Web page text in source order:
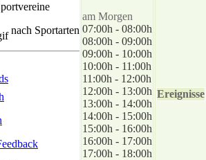
nach Sportarten
am Morgen
07:00h - 08:00h
08:00h - 09:00h
09:00h - 10:00h
10:00h - 11:00h
11:00h - 12:00h
12:00h - 13:00h
13:00h - 14:00h
14:00h - 15:00h
15:00h - 16:00h
16:00h - 17:00h
17:00h - 18:00h
Ereignisse